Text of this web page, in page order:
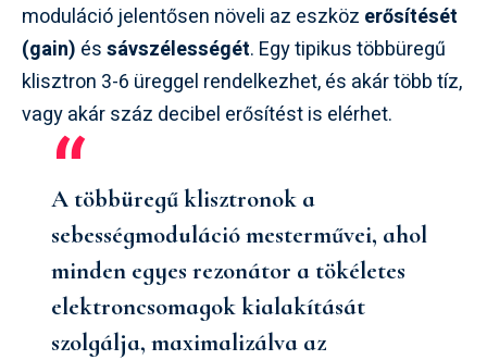
moduláció jelentősen növeli az eszköz erősítését
(gain) éssávszélességét. Egy tipikus többüregű
klisztron 3-6 üreggel rendelkezhet, és akár több tíz,
vagy akár száz decibel erősítést is elérhet.
A többüregű klisztronok a
sebességmoduláció mesterművei, ahol
minden egyes rezonátor a tökéletes
elektroncsomagok kialakítását
szolgálja, maximalizálva az